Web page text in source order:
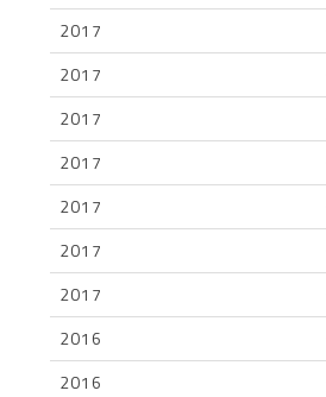
2017
2017
2017
2017
2017
2017
2017
2016
2016